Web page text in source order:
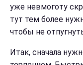
уже невмоготу
тут тем более
чтобы не
Итак, сначала